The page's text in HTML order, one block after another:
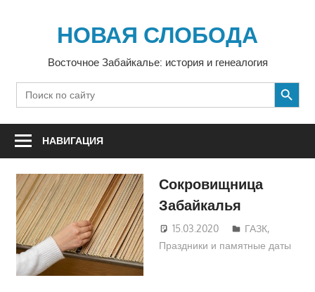
содержимомуНОВАЯ СЛОБОДА
Восточное Забайкалье: история и генеалогия
Search
for:
SEARCH BUTTON
НАВИГАЦИЯ
Сокровищница
Забайкалья
15.03.2020
Екатерина
Аникина
ГАЗК,
Праздники и памятные даты